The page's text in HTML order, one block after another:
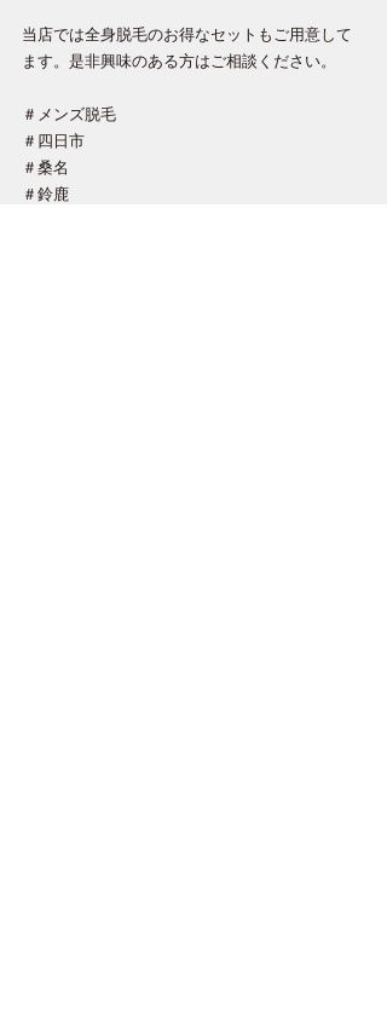
当店では全身脱毛のお得なセットもご用意して
ます。是非興味のある方はご相談ください。
＃メンズ脱毛
＃四日市
＃桑名
＃鈴鹿